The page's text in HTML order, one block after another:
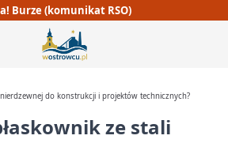
Burze (komunikat RSO)
do konstrukcji i projektów technicznych?
ze stali